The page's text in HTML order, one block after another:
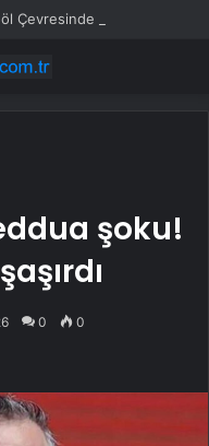
Çevresinde Bulundu
şoku!
0 0